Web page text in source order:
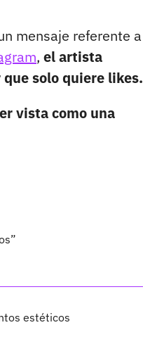
mensaje referente a
, el artista
solo quiere likes.
vista como una
estéticos